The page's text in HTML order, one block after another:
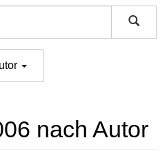
der
nach Autor